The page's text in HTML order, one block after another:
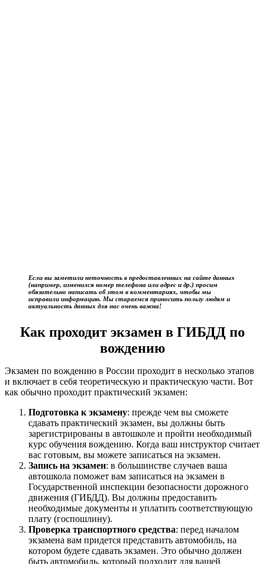
Если вы заметили неточность в предоставленных на сайте данных
(например, изменился номер телефона или адрес и др.) просим
обязательно написать об этом в комментариях, чтобы мы
исправили информацию. Мы стараемся приносить пользу людям и
актуальность данных для нас очень важна!
Как проходит экзамен в ГИБДД по
вождению
Экзамен по вождению в России проходит в несколько этапов
и включает в себя теоретическую и практическую части. Вот
как обычно проходит практический экзамен:
Подготовка к экзамену: прежде чем вы сможете
сдавать практический экзамен, вы должны быть
зарегистрированы в автошколе и пройти необходимый
курс обучения вождению. Когда ваш инструктор считает
вас готовым, вы можете записаться на экзамен.
Запись на экзамен: в большинстве случаев ваша
автошкола поможет вам записаться на экзамен в
Государственной инспекции безопасности дорожного
движения (ГИБДД). Вы должны предоставить
необходимые документы и уплатить соответствующую
плату (госпошлину).
Проверка транспортного средства: перед началом
экзамена вам придется представить автомобиль, на
котором будете сдавать экзамен. Это обычно должен
быть автомобиль, который подходит для вашей